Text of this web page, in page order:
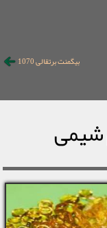
بیگمنت برتقالی 1070